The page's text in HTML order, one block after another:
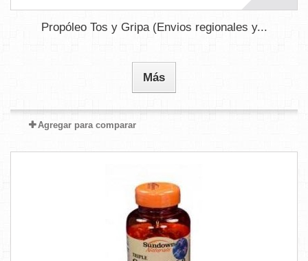
Propóleo Tos y Gripa (Envios regionales y...
Más
Agregar para comparar